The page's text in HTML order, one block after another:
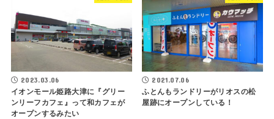
2023.03.06
イオンモール姫路大津に『グリー
ンリーフカフェ』って和カフェが
オープンするみたい
2021.07.06
ふとんもランドリーがリオスの松
屋跡にオープンしている！